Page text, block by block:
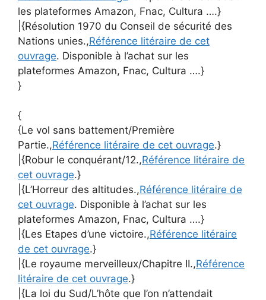
les plateformes Amazon, Fnac, Cultura ….}
|{Résolution 1970 du Conseil de sécurité des
Nations unies.,Référence litéraire de cet
ouvrage. Disponible à l’achat sur les
plateformes Amazon, Fnac, Cultura ….}
}
{
{Le vol sans battement/Première
Partie.,Référence litéraire de cet ouvrage.}
|{Robur le conquérant/12.,Référence litéraire de
cet ouvrage.}
|{L’Horreur des altitudes.,Référence litéraire de
cet ouvrage. Disponible à l’achat sur les
plateformes Amazon, Fnac, Cultura ….}
|{Les Etapes d’une victoire.,Référence litéraire
de cet ouvrage.}
|{Le royaume merveilleux/Chapitre II.,Référence
litéraire de cet ouvrage.}
|{La loi du Sud/L’hôte que l’on n’attendait